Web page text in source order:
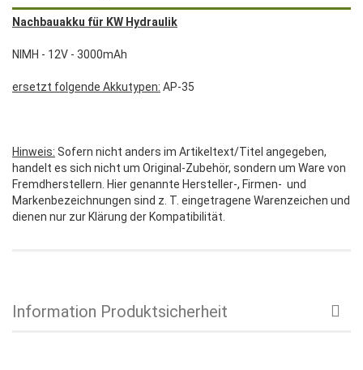
Nachbauakku für KW Hydraulik
NIMH - 12V - 3000mAh
ersetzt folgende Akkutypen: AP-35
Hinweis: Sofern nicht anders im Artikeltext/Titel angegeben,
handelt es sich nicht um Original-Zubehör, sondern um Ware von
Fremdherstellern. Hier genannte Hersteller-, Firmen- und
Markenbezeichnungen sind z. T. eingetragene Warenzeichen und
dienen nur zur Klärung der Kompatibilität.
Information Produktsicherheit